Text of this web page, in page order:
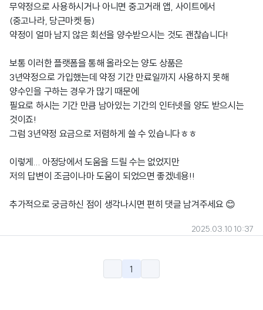
무약정으로 사용하시거나 아니면 중고거래 앱, 사이트에서
(중고나라, 당근마켓 등)
약정이 얼마 남지 않은 회선을 양수받으시는 것도 괜찮습니다!
보통 이러한 플랫폼을 통해 올라오는 양도 상품은
3년약정으로 가입했는데 약정 기간 만료일까지 사용하지 못해
양수인을 구하는 경우가 많기 때문에
필요로 하시는 기간 만큼 남아있는 기간의 인터넷을 양도 받으시는
것이죠!
그럼 3년약정 요금으로 저렴하게 쓸 수 있습니다ㅎㅎ
이렇게... 아정당에서 도움을 드릴 수는 없었지만
저의 답변이 조금이나마 도움이 되었으면 좋겠네용!!
추가적으로 궁금하신 점이 생각나시면 편히 댓글 남겨주세요 😊
2025.03.10 10:37
1